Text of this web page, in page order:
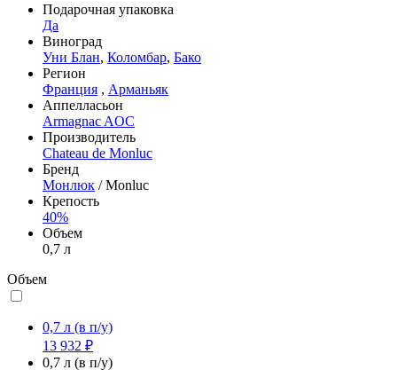
Подарочная упаковка
Да
Виноград
Уни Блан, Коломбар, Бако
Регион
Франция , Арманьяк
Аппелласьон
Armagnac AOC
Производитель
Chateau de Monluc
Бренд
Монлюк / Monluc
Крепость
40%
Объем
0,7 л
Объем
0,7 л (в п/у)
13 932 ₽
0,7 л (в п/у)